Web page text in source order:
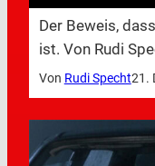
Der Beweis,
ist. Von Rudi
Von Rudi Specht21.